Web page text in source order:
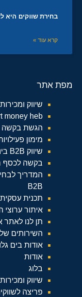
בחירת שווקים היא
קרא עוד »
מפת אתר
שיווק ומכירות SaaS
money heb
הגשת בקשה
מימון
שיווק B2B בינלאומי
בקשה לכסף
המדריך
B2B
תכנית
איתור ערוצי
תן לנו
השירותים
אודות בים
אודות
בלוג
שיווק ומכירות SaaS
פריצה